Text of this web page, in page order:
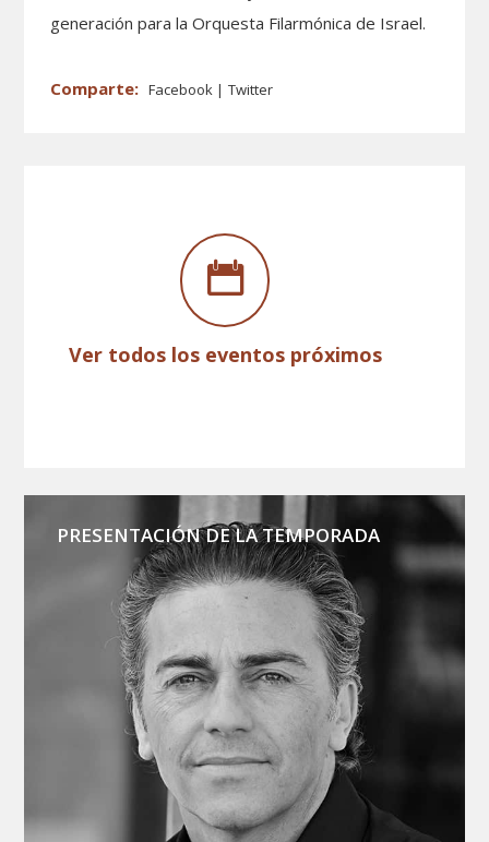
generación para la Orquesta Filarmónica de Israel.
Facebook Twitter
Ver todos los eventos próximos
PRESENTACIÓN DE LA TEMPORADA